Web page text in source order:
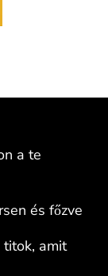
a te
és főzve
titok, amit